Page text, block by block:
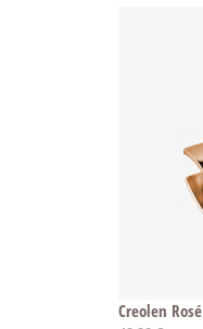
Creolen Rosé